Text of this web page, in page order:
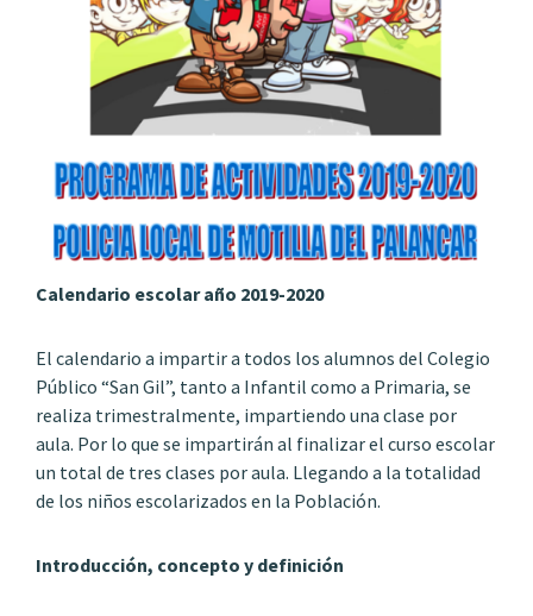
Calendario escolar año 2019-2020
El calendario a impartir a todos los alumnos del Colegio
Público “San Gil”, tanto a Infantil como a Primaria, se
realiza trimestralmente, impartiendo una clase por
aula. Por lo que se impartirán al finalizar el curso escolar
un total de tres clases por aula. Llegando a la totalidad
de los niños escolarizados en la Población.
Introducción, concepto y definición